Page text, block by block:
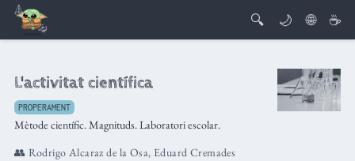
🔍 🌙 🌐 ☕
L'activitat científica
PROPERAMENT
Mètode científic. Magnituds. Laboratori escolar.
👥 Rodrigo Alcaraz de la Osa, Eduard Cremades